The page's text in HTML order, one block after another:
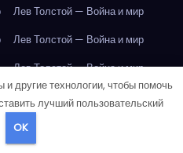
Лев Толстой — Война и мир
Лев Толстой — Война и мир
Лев Толстой — Война и мир
Лондон Лондон
Лондон
другие технологии, чтобы помочь
лучший пользовательский
OK